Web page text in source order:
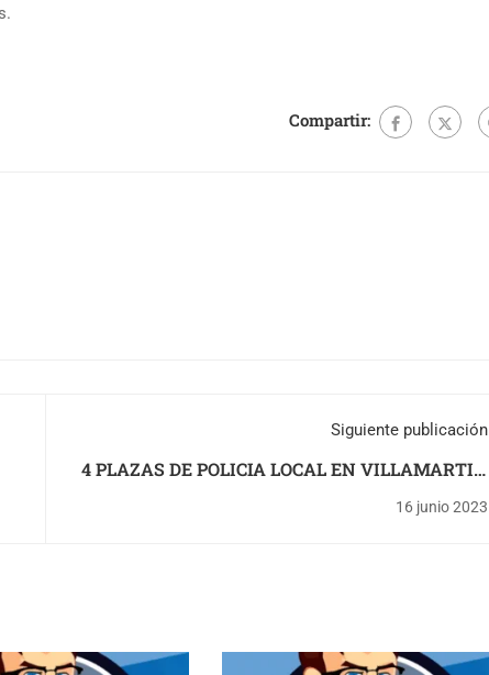
Compartir:
Siguiente publicación
4 PLAZAS DE POLICIA LOCAL EN VILLAMARTIN
(CADIZ)
16 junio 2023